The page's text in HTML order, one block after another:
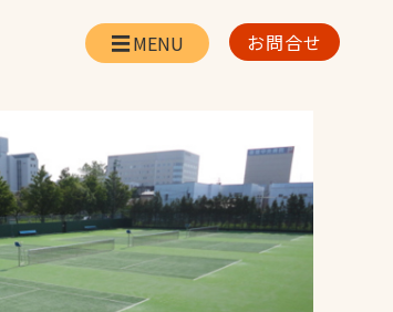
会社概要・所在地
社長挨拶
企業理念・経営方針
日本体育施設の歩み
お問合せ
お問合せ